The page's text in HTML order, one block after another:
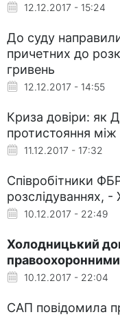
12.12.2017 - 15:24
До суду
причетних до
гривень
12.12.2017 - 14:55
Криза довіри: як
протистояння
11.12.2017 - 17:32
Співробітники
розслідуваннях,
10.12.2017 - 22:49
Холодницький
10.12.2017 - 22:04
САП повідомила